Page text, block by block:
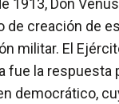
1913, Don
de creación de
militar. El
fue la respuesta
democrático,